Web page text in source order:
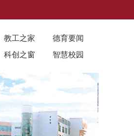
教工之家
德育要闻
科创之窗 智慧校园